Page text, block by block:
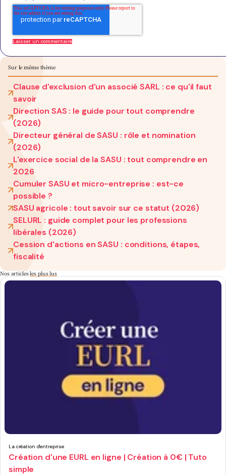
Sur le même thème
Clause d'exclusion d'un associé SARL : ce qu'il faut
savoir
Direction SAS : le guide pour tout comprendre
(2026)
Directeur général de SASU : rôle et nomination
(2026)
L'exercice social de la SASU : tout comprendre en
2026
Cumuler SASU et micro-entreprise : est-ce
possible ?
SASU agricole : tout savoir sur ce statut (2026)
SELURL : guide complet pour les professions
libérales (2026)
Cession d'actions en SASU : conditions, étapes,
fiscalité
Nos articlesles plus lus
La création d'entreprise
Création d'une EURL en ligne | Création à 0€ | Tuto
simple